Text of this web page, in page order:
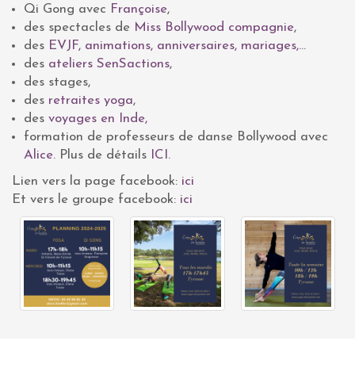
Qi Gong avec Françoise,
des spectacles de Miss Bollywood compagnie,
des EVJF, animations, anniversaires, mariages,…
des ateliers SenSactions,
des stages,
des retraites yoga,
des voyages en Inde,
formation de professeurs de danse Bollywood avec
Alice. Plus de détails ICI .
Lien vers la page facebook: ici
Et vers le groupe facebook: ici